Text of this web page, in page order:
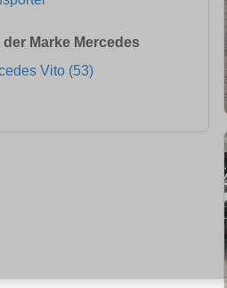
Marke Mercedes
Vito (53)